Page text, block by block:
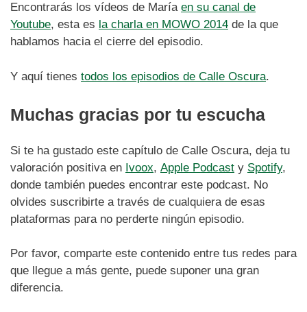
Encontrarás los vídeos de María en su canal de
Youtube, esta es la charla en MOWO 2014 de la que
hablamos hacia el cierre del episodio.
Y aquí tienes todos los episodios de Calle Oscura.
Muchas gracias por tu escucha
Si te ha gustado este capítulo de Calle Oscura, deja tu
valoración positiva en Ivoox, Apple Podcast y Spotify,
donde también puedes encontrar este podcast. No
olvides suscribirte a través de cualquiera de esas
plataformas para no perderte ningún episodio.
Por favor, comparte este contenido entre tus redes para
que llegue a más gente, puede suponer una gran
diferencia.